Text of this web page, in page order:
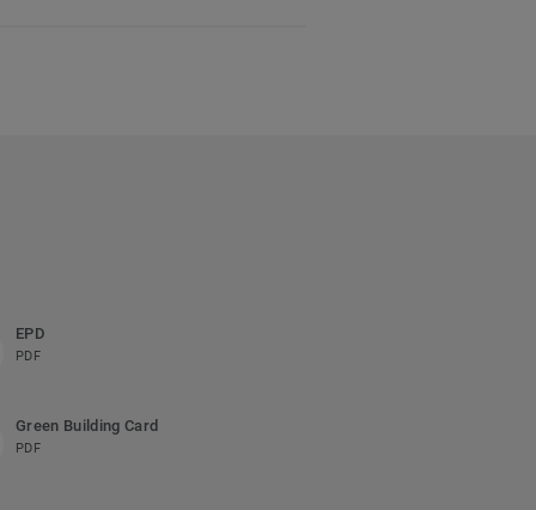
EPD
PDF
Green Building Card
PDF